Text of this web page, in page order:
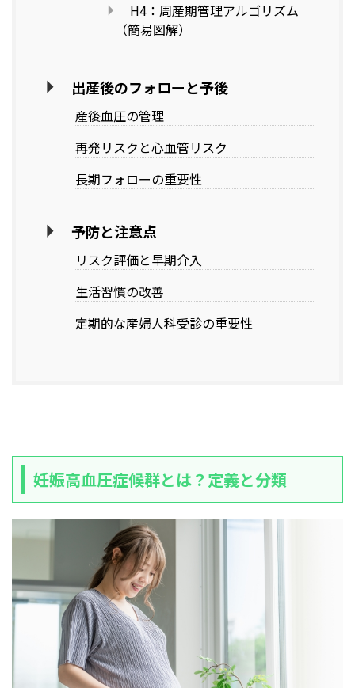
H4：周産期管理アルゴリズム
（簡易図解）
出産後のフォローと予後
産後血圧の管理
再発リスクと心血管リスク
長期フォローの重要性
予防と注意点
リスク評価と早期介入
生活習慣の改善
定期的な産婦人科受診の重要性
妊娠高血圧症候群とは？定義と分類